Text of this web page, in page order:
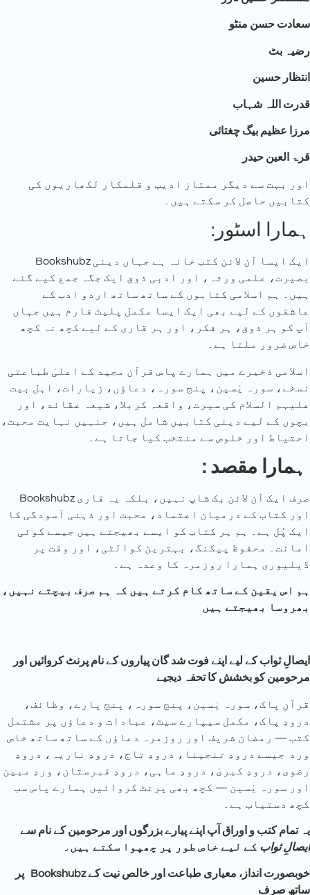
سعادت حسن منٹو
رضیہ بٹ
انتظار حسین
قدرت اللہ شہاب
مرزا عظیم بیگ چغتائی
قرۃ العین حیدر
اور بہت سے دیگر ممتاز ادیب و قلمکار لکھاریوں کی
کتابیں حاصل کر سکتے ہیں۔
:ہمارا اسٹور
Bookshubz ایک ایسا آن لائن کتب خانہ ہے جہاں دینی
بصیرت، علمی ورثہ، اور ادبی ذوق ایک جگہ جمع کیے گئے
ہیں۔ ہم اسلامی کتابوں کے ساتھ ساتھ اردو ادب کے
عاشقوں کے لیے بھی ایک ایسا مکمل پلیٹ فارم ہیں جہاں
آپ کو ہر ذوق، ہر فکر، اور ہر قاری کے لیے کچھ نہ کچھ
خاص ضرور ملتا ہے۔
اسلامی ذخیرے میں ہمارے پاس قرآن مجید کے اعلیٰ طباعتی
نسخے، سورہ یٰسین، پنج سورہ، دعاؤں، زیارات، اہل بیت
علیہم السلام کی سیرت، واقعہ کربلا، شیعہ عقائد، اور
بچوں کے لیے دینی کتابیں شامل ہیں، جنہیں نہایت محبت،
احتیاط اور خلوص سے منتخب کیا جاتا ہے۔
Bookshubz صرف ایک آن لائن بک شاپ نہیں، بلکہ یہ قاری
اور کتاب کے درمیان اعتماد، محبت اور ذہنی آسودگی کا
ایک پُل ہے۔ ہم ہر کتاب کو ایسے بھیجتے ہیں جیسے کوئی
امانت۔ محفوظ پیکنگ، بہترین کوالٹی، اور وقت پر
ڈیلیوری ہمارا روزمرہ کا وعدہ ہے۔
ہم اس یقین کے ساتھ کام کرتے ہیں کہ ہم صرف بیچتے نہیں،
بھروسا بھیجتے ہیں
مرحومین کو بخشش کا تحفہ دیجیے
قرآنِ پاک، سورہ یٰسین، پنج سورہ، پنج پارے، وظائف،
درودِ پاک، مکمل سیپارے سیٹ، عبادات و دعاؤں پر مشتمل
کتب — رمضان شریف اور روزمرہ دعاؤں کے ساتھ ساتھ خاص
ورد جیسے درودِ تنجینا، درودِ تاج، درودِ ناریہ، درودِ
رضوی، درودِ کبریٰ، درودِ ماہی، درودِ قبرستان، وردِ مبین
اور سورہ یٰسین — کچھ بھی پرنٹ کروائیں ہمارے پاس سب
کچھ دستیاب ہے۔
یہ تمام کتب و اوراق آپ اپنے پیارے بزرگوں اور مرحومین کے نام سے
ایصالِثواب کے لیے خاص طور پر چھپوا سکتے ہیں۔
پر Bookshubz خوبصورت انداز، معیاری طباعت اور خالص نیت کے
ساتھ صرف